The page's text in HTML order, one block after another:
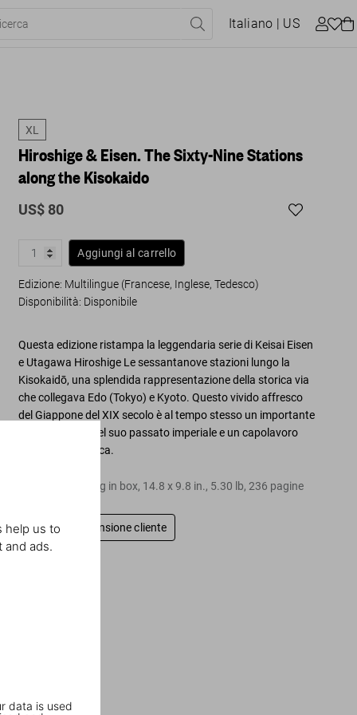
help us to
and ads.
data is used
Italiano | US
XL
Hiroshige & Eisen. The Sixty-Nine Stations
along the Kisokaido
US$ 80
Aggiungi al carrello
Edizione: Multilingue (Francese, Inglese, Tedesco)
Disponibilità: Disponibile
Questa edizione ristampa la leggendaria serie di Keisai Eisen
e Utagawa Hiroshige Le sessantanove stazioni lungo la
Kisokaidō, una splendida rappresentazione della storica via
che collegava Edo (Tokyo) e Kyoto. Questo vivido affresco
del Giappone del XIX secolo è al tempo stesso un importante
del suo passato imperiale e uncapolavoro
dell'arte xilografica.
Japanese binding in box, 14.8 x9.8 in., 5.30 lb,236 pagine
Scrivi una recensione cliente